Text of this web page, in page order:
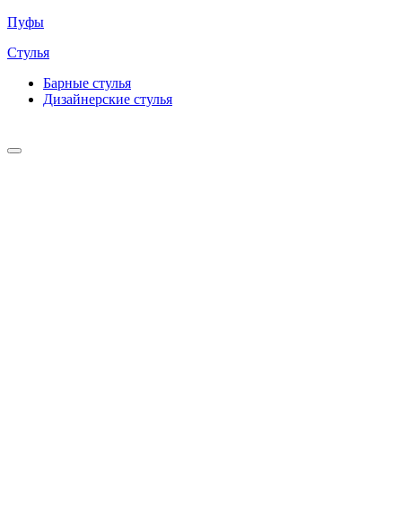
Пуфы
Стулья
Барные cтулья
Дизайнерские cтулья